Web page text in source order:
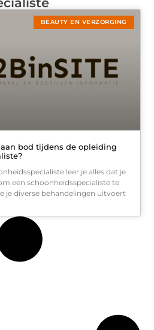
BEAUTY EN VERZORGING
bod tijdens de opleiding
leer je alles dat je
een schoonheidsspecialiste te
je diverse behandelingen uitvoert